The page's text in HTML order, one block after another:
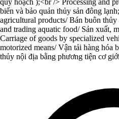
quy hoạch );<br /> Processing and
biến và bảo quản thủy sản đông
agricultural products/ Bán buôn
and trading aquatic food/ Sản xuất,
Carriage of goods by specialized
motorized means/ Vận tải hàng hóa
thủy nội địa bằng phương tiện cơ